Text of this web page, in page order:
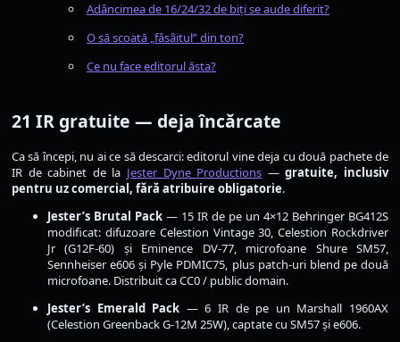
Adâncimea de 16/24/32 de biți se aude diferit?
O să scoată „fâsâitul” din ton?
Ce nu face editorul ăsta?
21 IR gratuite — deja încărcate
Ca să începi, nu ai ce să descarci: editorul vine deja cu două pachete de
IR de cabinet de la Jester Dyne Productions —gratuite, inclusiv
pentru uz comercial, fără atribuire obligatorie.
Jester’s Brutal Pack — 15 IR de pe un 4×12 Behringer BG412S
modificat: difuzoare Celestion Vintage 30, Celestion Rockdriver
Jr (G12F-60) și Eminence DV-77, microfoane Shure SM57,
Sennheiser e606 și Pyle PDMIC75, plus patch-uri blend pe două
microfoane. Distribuit ca CC0 / public domain.
Jester’s Emerald Pack — 6 IR de pe un Marshall 1960AX
(Celestion Greenback G-12M 25W), captate cu SM57 și e606.